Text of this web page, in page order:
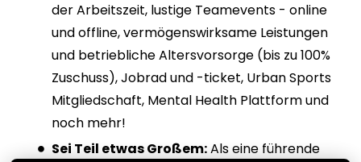
der Arbeitszeit, lustige Teamevents - online
und offline, vermögenswirksame Leistungen
und betriebliche Altersvorsorge (bis zu 100%
Zuschuss), Jobrad und -ticket, Urban Sports
Mitgliedschaft, Mental Health Plattform und
noch mehr!
Sei Teil etwas Großem:Als eine führende